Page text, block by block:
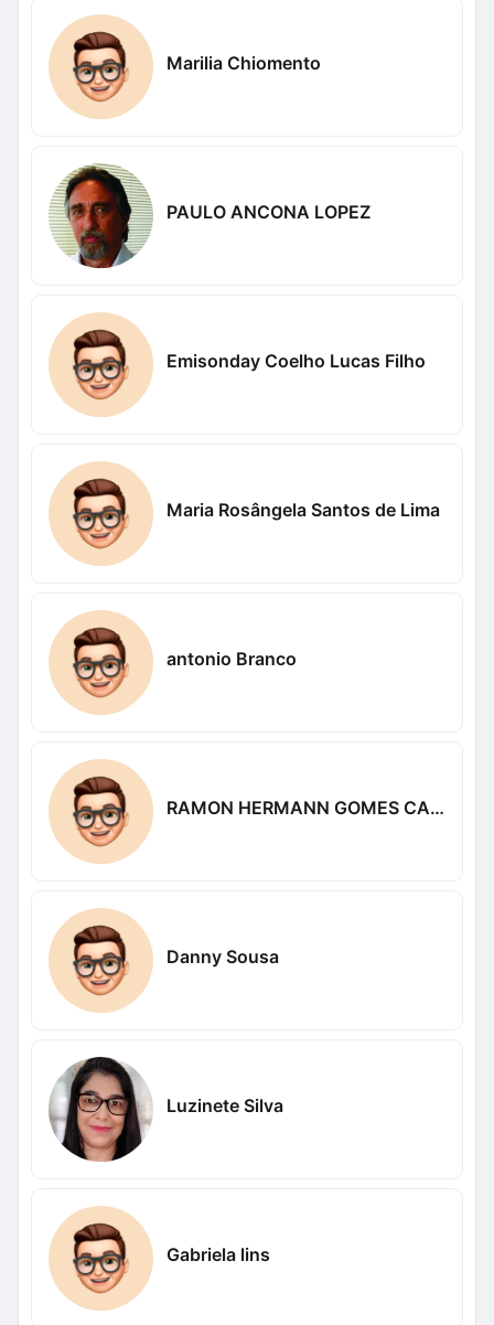
Marilia Chiomento
PAULO ANCONA LOPEZ
Emisonday Coelho Lucas Filho
Maria Rosângela Santos de Lima
antonio Branco
RAMON HERMANN GOMES CARDOSO
Danny Sousa
Luzinete Silva
Gabriela lins